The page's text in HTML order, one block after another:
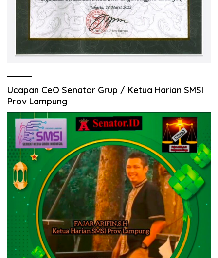
Ucapan CeO Senator Grup / Ketua Harian SMSI
Prov Lampung